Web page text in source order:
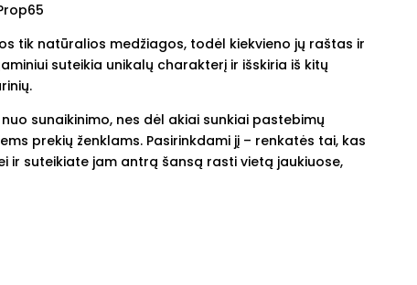
tik natūralios medžiagos, todėl kiekvieno jų raštas ir
suteikia unikalų charakterį ir išskiria iš kitų
sunaikinimo, nes dėl akiai sunkiai pastebimų
prekių ženklams. Pasirinkdami jį – renkatės tai, kas
ir suteikiate jam antrą šansą rasti vietą jaukiuose,